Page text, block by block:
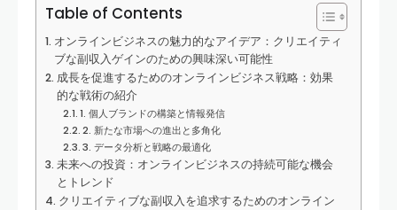
Table of Contents
オンラインビジネスの魅力的なアイデア：クリエイティ
ブな副収入ゲインのための興味深い可能性
成長を促進するためのオンラインビジネス戦略：効果
的な戦術の紹介
1. 個人ブランドの構築と情報発信
2. ​新たな市場への進出と多角化
3. データ分析と戦略の最適化
未来への投資：オンラインビジネスの持続可能な機会
とトレンド
クリエイティブな副収入を追求するためのオンライン